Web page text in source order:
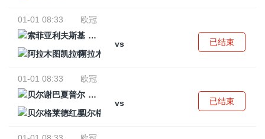
01-01 08:33
欧冠
索菲亚利夫斯基
vs
阿拉木图凯拉特
已结束
01-01 08:33
欧冠
贝尔谢巴夏普尔
vs
贝尔格莱德红星
已结束